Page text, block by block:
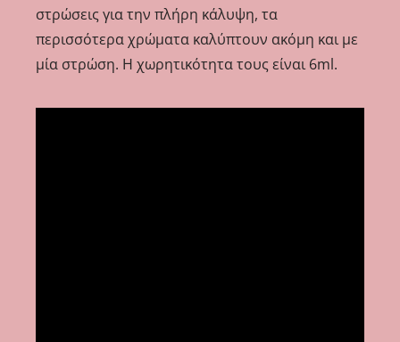
στρώσεις για την πλήρη κάλυψη, τα
περισσότερα χρώματα καλύπτουν ακόμη και με
μία στρώση. Η χωρητικότητα τους είναι 6ml.